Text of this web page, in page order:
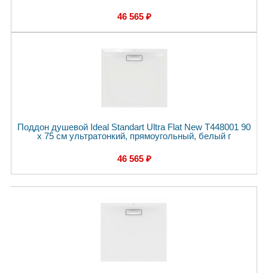
46 565 ₽
Поддон душевой Ideal Standart Ultra Flat New T448001 90
x 75 см ультратонкий, прямоугольный, белый г
46 565 ₽